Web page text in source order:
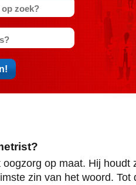
op maat. Hij houdt
zin van het woord. Tot